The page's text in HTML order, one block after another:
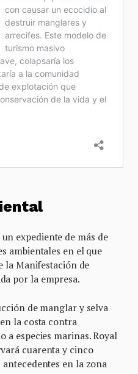
expediente de más de
ambientales en el que
la Manifestación de
por la empresa.
de manglar y selva
la costa contra
a especies marinas. Royal
cuarenta y cinco
antecedentes en la zona